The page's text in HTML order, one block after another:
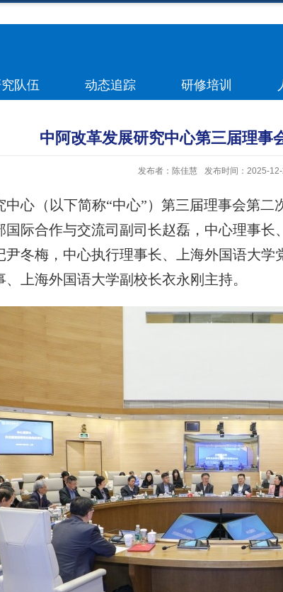
队伍 动态追踪 研修培训
中阿改革发展研究中心第三届理事
发布者：陈佳慧 发布时间：2025-
中心（以下简称“中心”）第三届理事会第
际合作与交流司副司长赵磊，中心理事
冬梅，中心执行理事长、上海外国语大
上海外国语大学副校长衣永刚主持。